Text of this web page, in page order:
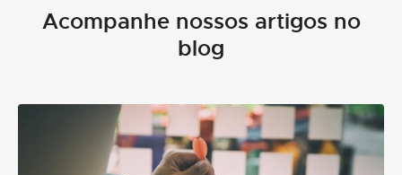
Acompanhe nossos artigos no
blog